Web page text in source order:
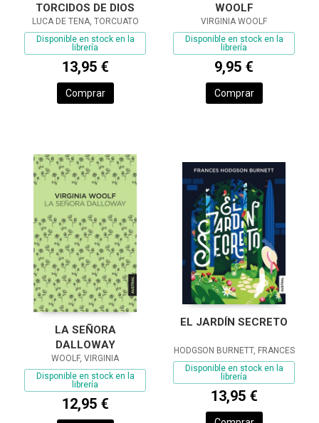
TORCIDOS DE DIOS
LUCA DE TENA, TORCUATO
Disponible en stock en la
librería
13,95 €
Comprar
WOOLF
VIRGINIA WOOLF
Disponible en stock en la
librería
9,95 €
Comprar
LA SEÑORA
DALLOWAY
WOOLF, VIRGINIA
Disponible en stock en la
librería
12,95 €
EL JARDÍN SECRETO
HODGSON BURNETT, FRANCES
Disponible en stock en la
librería
13,95 €